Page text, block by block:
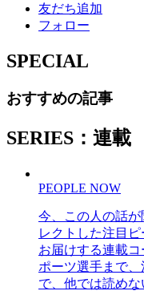
友だち追加
フォロー
SPECIAL
おすすめの記事
SERIES：連載
PEOPLE NOW
今、この人の話
レクトした注目
お届けする連載
ポーツ選手まで
で、他では読め